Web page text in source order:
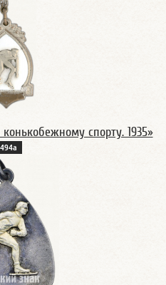
спорту. 1935»